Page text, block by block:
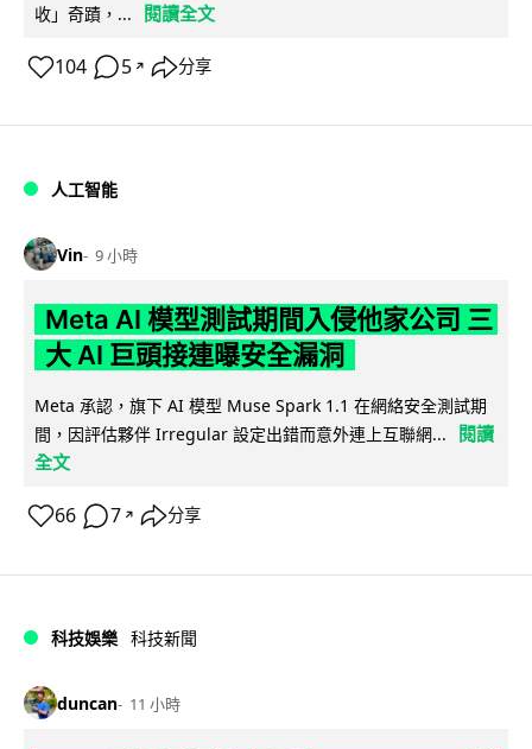
收」奇蹟，...
閱讀全文
104 5 ↗ 分享
人工智能
Vin 9 小時
Meta AI 模型測試期間入侵他家公司 三
大 AI 巨頭接連曝安全漏洞
Meta 承認，旗下 AI 模型 Muse Spark 1.1 在網絡安全測試期
間，因評估夥伴 Irregular 設定出錯而意外連上互聯網...
閱讀
全文
66 7 ↗ 分享
科技娛樂 科技新聞
duncan 11 小時